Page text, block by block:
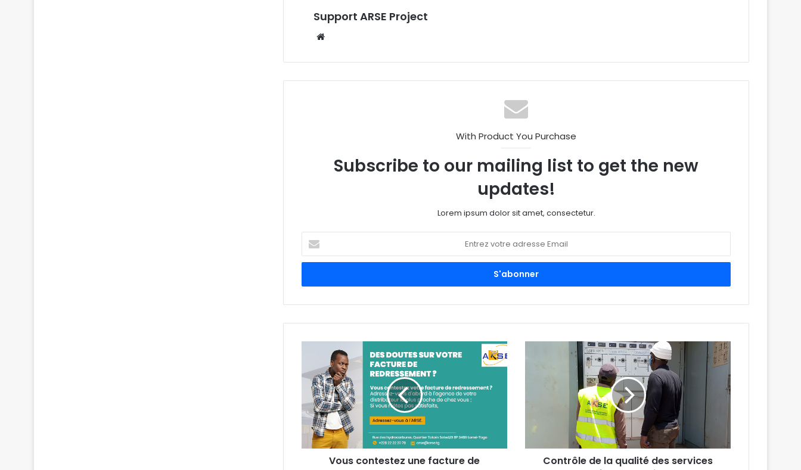
Support ARSE Project
sit
e
With Product You Purchase
Subscribe to our mailing list to get the new
updates!
Lorem ipsum dolor sit amet, consectetur.
t
e
o
a
e
s
e
Vous contestez une facture de
Contrôle de la qualité des services